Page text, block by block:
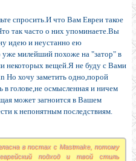
спросить.И что Вам Евреи такое
так часто о них упоминаете.Вы
идею и неустанно ею
уже милейший похоже на "затор" в
некоторых вещей.Я не буду с Вами
Но хочу заметить одно,порой
в голове,не осмысленная и ничем
может загноится в Вашем
к непонятным последствиям.
в постах с Mastmake, потому
подход и твой стиль